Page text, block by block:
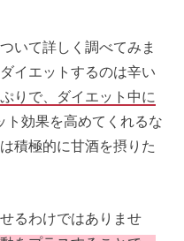
いて詳しく調べてみま
イエットするのは辛い
りで、ダイエット中に
ト効果を高めてくれるな
積極的に甘酒を摂りた
るわけではありませ